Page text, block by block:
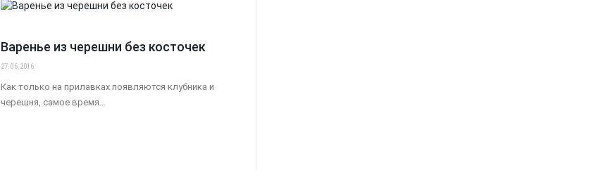
Варенье из черешни без косточек
27.06.2016
Как только на прилавках появляются клубника и
черешня, самое время…